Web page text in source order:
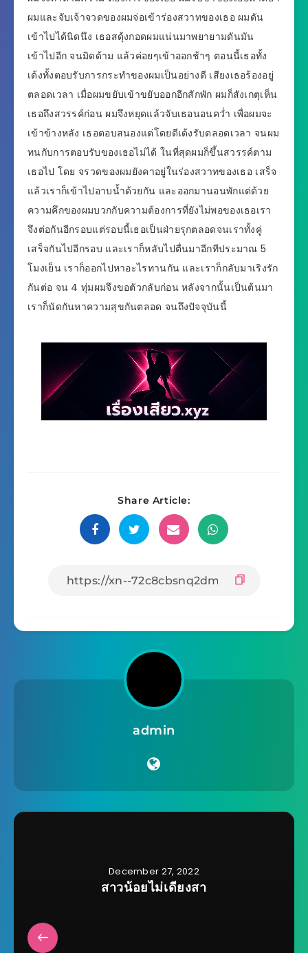
ผมและจับเจ้าจวดของผมจ่อเข้าร่องสวาทของเธอ ผมดัน
เข้าไปได้นิดนึง เธอสดุ้งกอดผมแน่นมาพยายามดันมัน
เข้าไปอีก จนมิดด้าม แล้วค่อยๆเข้าออกช้าๆ ตอนนี้เธอทั้ง
เด้งทั้งตอบรับการกระทำของผมเป็นอย่างดี เสียงเธอร้องอยู่
ตลอดเวลา เมื่อผมขยับเข้าขยับออกอีกสักพัก ผมก็สังเกตุเห็น
เธอถึงสวรรค์ก่อน ผมจึงหยุดแล้วจับเธอนอนคว่ำ เพื่อผมจะ
เข้าข้างหลัง เธอตอบสนองแต่โดยดีเด้งรับตลอดเวลา จนผม
ทนกับการตอบรับของเธอไม่ได้ ในที่สุดผมก็ขึ้นสวรรค์ตาม
เธอไป โดย จรวดของผมยังคาอยู่ในร่องสวาทของเธอ เสร็จ
แล้วเราก็เข้าไปอาบน้ำด้วยกัน และออกมานอนพักแต่ด้วย
ความคึกของผมบวกกับความต้องการที่ยังไม่พอของเธอเรา
จึงต่อกันอีกรอบแต่รอบนี้เธอเป็นฝ่ายรุกตลอดจนเราทั้งคู่
เสร็จกันไปอีกรอบ และเราก็หลับไปตื่นมาอีกทีประมาณ 5
โมงเย็น เราก็ออกไปหาอะไรทานกัน และเราก็กลับมาเริงรัก
กันต่อ จน 4 ทุ่มผมจึงขอตัวกลับก่อน หลังจากนั้นเป็นต้นมา
เราก็นัดกันหาความสุขกันตลอด จนถึงปัจจุบันนี้
Share Article:
admin
December 27, 2022
สาวน้อยไม่เดียงสา